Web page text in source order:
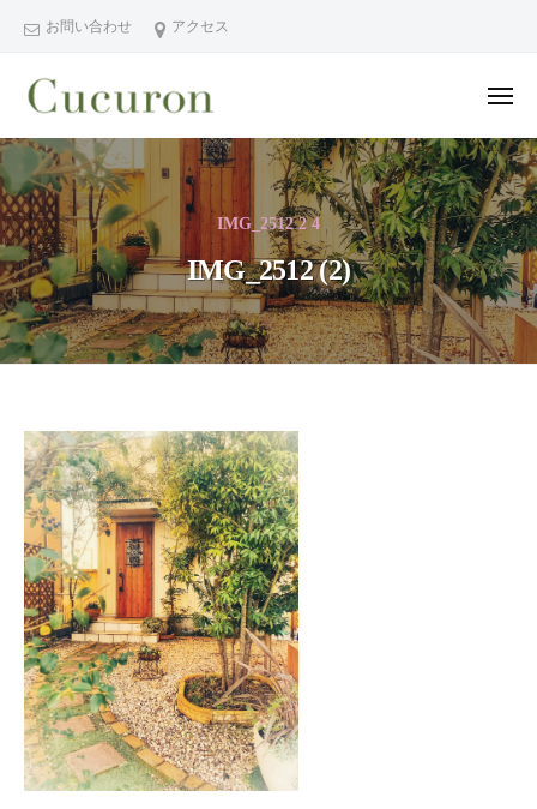
ツ
へ
ス
キ
ッ
プ
お問い合わせ アクセス
大
分
県
中
津
市
プ
ラ
ベ
ー
ト
フ
ェ
イ
シ
ャ
ル
ヘ
ッ
大
分
県
中
津
市
の
プ
ベ
ー
ト
サ
ロ
ン
C
u
c
u
r
o
n
メ
ー
IMG_2512 2 4
IMG_2512 (2)
IMG_2512
(2)
2021
年
1
月
9
日
by
cucuron
分
中
津
市
プ
ラ
イ
ベ
ー
ト
フ
シ
ャ
ル
ヘ
ッ
ド
ス
パ
エ
ス
テ
サ
ロ